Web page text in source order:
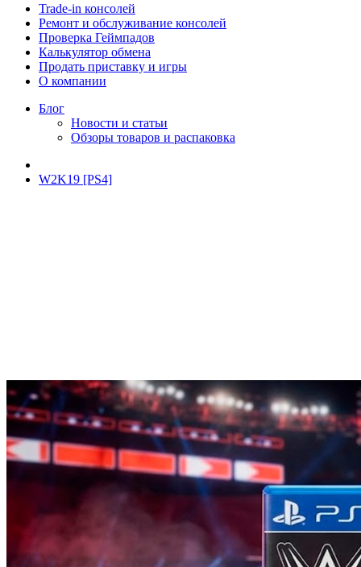
Trade-in консолей
Ремонт и обслуживание консолей
Проверка Геймпадов
Калькулятор обмена
Продать приставку и игры
О компании
Блог
Новости и статьи
Обзоры товаров и распаковка
W2K19 [PS4]